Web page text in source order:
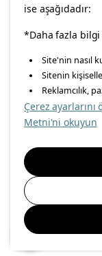
facebooktwitter
linkedin
Enerji Politikası Bilgi
Gıda Güvenliği
Önemli Bilgilendirme
Kişisel Verilerin
© Inter IKEA Systems
Konumunuzu
İnternetten
içerikleri
İl seçiniz
Seçiniz
ise aşağıdadır:
*Daha fazla bilgi
Site'nin nasıl
Sitenin
Reklamcılık,
Çerez
Metni'ni okuyun